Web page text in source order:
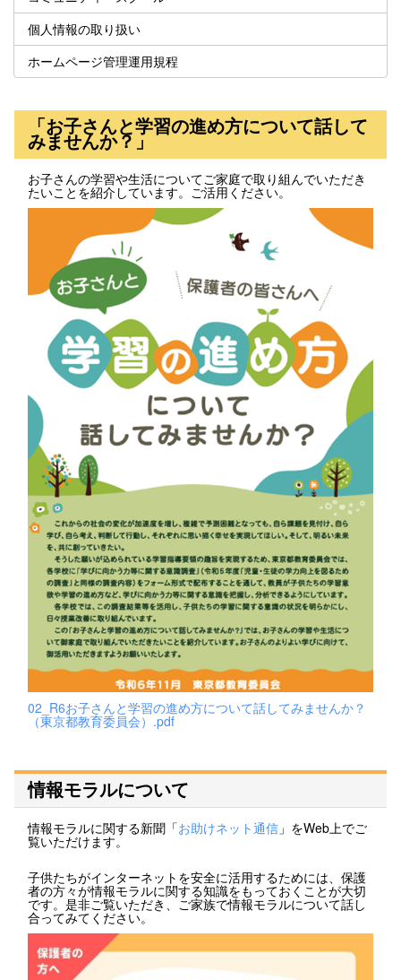
個人情報の取り扱い
ホームページ管理運用規程
「お子さんと学習の進め方について話して
みませんか？」
お子さんの学習や生活についてご家庭で取り組んでいただき
たいことを紹介しています。ご活用ください。
02_R6お子さんと学習の進め方について話してみませんか？
（東京都教育委員会）.pdf
情報モラルについて
情報モラルに関する新聞「お助けネット通信 」をWeb上でご
覧いただけます。
子供たちがインターネットを安全に活用するためには、保護
者の方々が情報モラルに関する知識をもっておくことが大切
です。是非ご覧いただき、ご家族で情報モラルについて話し
合ってみてください。